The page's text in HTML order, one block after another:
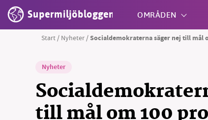
Supermiljöbloggen OMRÅDEN
Start / Nyheter /Socialdemokraterna säger nej till mål
Nyheter